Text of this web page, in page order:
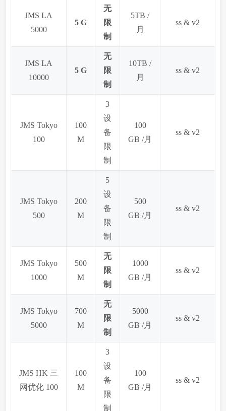
JMS LA
5000
5 G
无
限
制
5TB /
月
ss & v2
JMS LA
10000
5 G
无
限
制
10TB /
月
ss & v2
JMS Tokyo
100
100
M
3
设
备
限
制
100
GB /月
ss & v2
JMS Tokyo
500
200
M
5
设
备
限
制
500
GB /月
ss & v2
JMS Tokyo
1000
500
M
无
限
制
1000
GB /月
ss & v2
JMS Tokyo
5000
700
M
无
限
制
5000
GB /月
ss & v2
JMS HK 三
网优化 100
100
M
3
设
备
限
制
100
GB /月
ss & v2